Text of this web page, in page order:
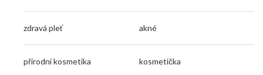
zdravá pleť akné
přírodní kosmetika kosmetička